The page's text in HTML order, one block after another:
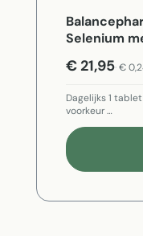
Selenium
€ 21,95 €
Dagelijks 1
voorkeur …